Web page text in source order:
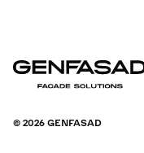
© 2026 GENFASAD